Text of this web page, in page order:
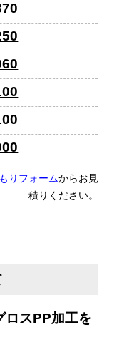
りフォームからお見
積りください。
ロスPP加工を